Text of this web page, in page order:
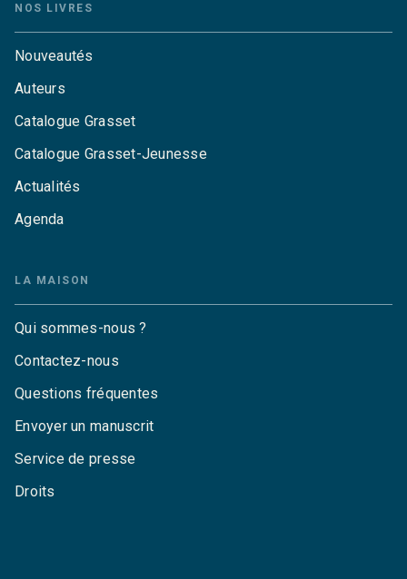
NOS LIVRES
Nouveautés
Auteurs
Catalogue Grasset
Catalogue Grasset-Jeunesse
Actualités
Agenda
LA MAISON
Qui sommes-nous ?
Contactez-nous
Questions fréquentes
Envoyer un manuscrit
Service de presse
Droits